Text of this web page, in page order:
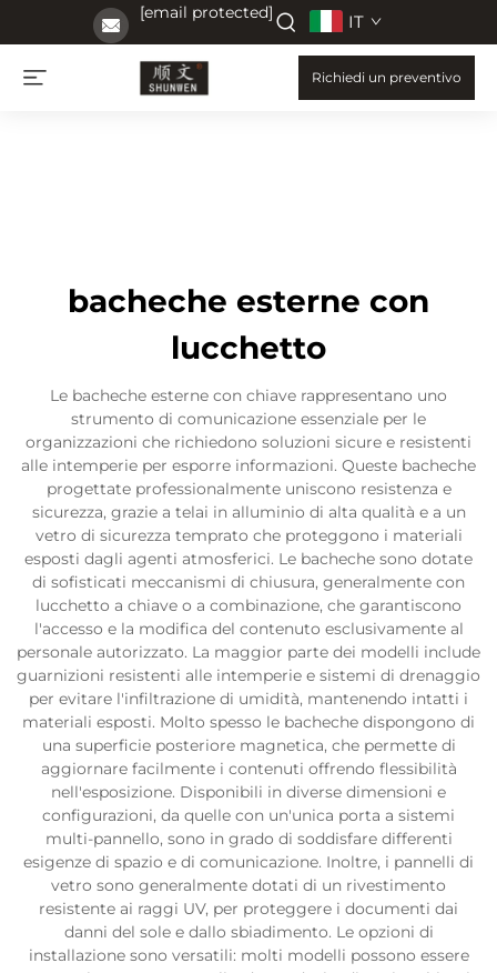
[email protected] IT
Richiedi un preventivo
bacheche esterne con
lucchetto
Le bacheche esterne con chiave rappresentano uno
strumento di comunicazione essenziale per le
organizzazioni che richiedono soluzioni sicure e resistenti
alle intemperie per esporre informazioni. Queste bacheche
progettate professionalmente uniscono resistenza e
sicurezza, grazie a telai in alluminio di alta qualità e a un
vetro di sicurezza temprato che proteggono i materiali
esposti dagli agenti atmosferici. Le bacheche sono dotate
di sofisticati meccanismi di chiusura, generalmente con
lucchetto a chiave o a combinazione, che garantiscono
l'accesso e la modifica del contenuto esclusivamente al
personale autorizzato. La maggior parte dei modelli include
guarnizioni resistenti alle intemperie e sistemi di drenaggio
per evitare l'infiltrazione di umidità, mantenendo intatti i
materiali esposti. Molto spesso le bacheche dispongono di
una superficie posteriore magnetica, che permette di
aggiornare facilmente i contenuti offrendo flessibilità
nell'esposizione. Disponibili in diverse dimensioni e
configurazioni, da quelle con un'unica porta a sistemi
multi-pannello, sono in grado di soddisfare differenti
esigenze di spazio e di comunicazione. Inoltre, i pannelli di
vetro sono generalmente dotati di un rivestimento
resistente ai raggi UV, per proteggere i documenti dai
danni del sole e dallo sbiadimento. Le opzioni di
installazione sono versatili: molti modelli possono essere